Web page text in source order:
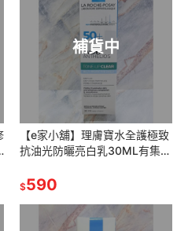
補貨中
【e家小舖】理膚寶水全護極致
抗油光防曬亮白乳30ML有集點
$590